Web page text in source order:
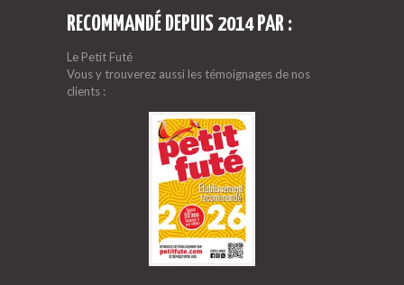
RECOMMANDÉ DEPUIS 2014 PAR :
Le Petit Futé
Vous y trouverez aussi les témoignages de nos
clients :